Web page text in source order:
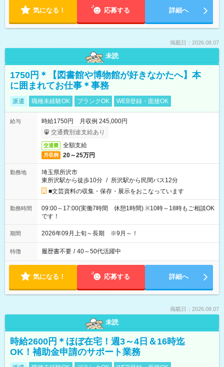
気になる！ 応募する 詳細へ
掲載日：2026.08.07
未読
1750円＊【図書館や博物館が好きなかたへ】本
に囲まれてお仕事＊事務
派遣 職種未経験OK ブランクOK WEB登録・面接OK
給与
時給1750円 月収例 245,000円
交通費別途支給あり
交通費 全額支給
月収例 20～25万円
勤務地
埼玉県所沢市
東所沢駅から徒歩10分 / 所沢駅から民間バス12分
■文芸資料の収集・保存・展示をおこなっています
勤務時間
09:00～17:00(実働7時間 休憩1時間) ※10時～18時もご相談OK
です！
期間 2026年09月上旬～長期 ※9月～！
特徴 履歴書不要 / 40～50代活躍中
気になる！ 応募する 詳細へ
掲載日：2026.08.07
未読
時給2600円＊ほぼ在宅！週3～4日＆16時迄
OK！補助金申請のサポート業務